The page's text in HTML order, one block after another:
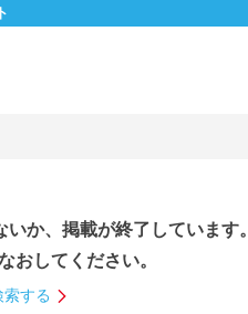
か、掲載が終了しています。
おしてください。
する